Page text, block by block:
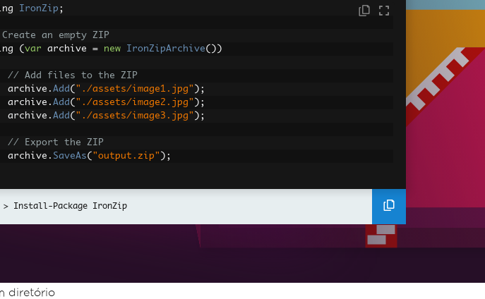
IronZip ;
an empty ZIP
( var archive = new IronZipArchive())
// Add files to the ZIP
    archive
. Add ( "./assets/image1.jpg" );
    archive
. Add ( "./assets/image2.jpg" );
    archive
. Add ( "./assets/image3.jpg" );
// Export the ZIP
    archive
. SaveAs( "output.zip" );
Install-Package IronZip
diretório